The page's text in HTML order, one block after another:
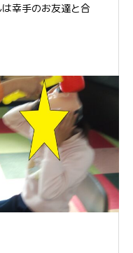
幸手のお友達と合